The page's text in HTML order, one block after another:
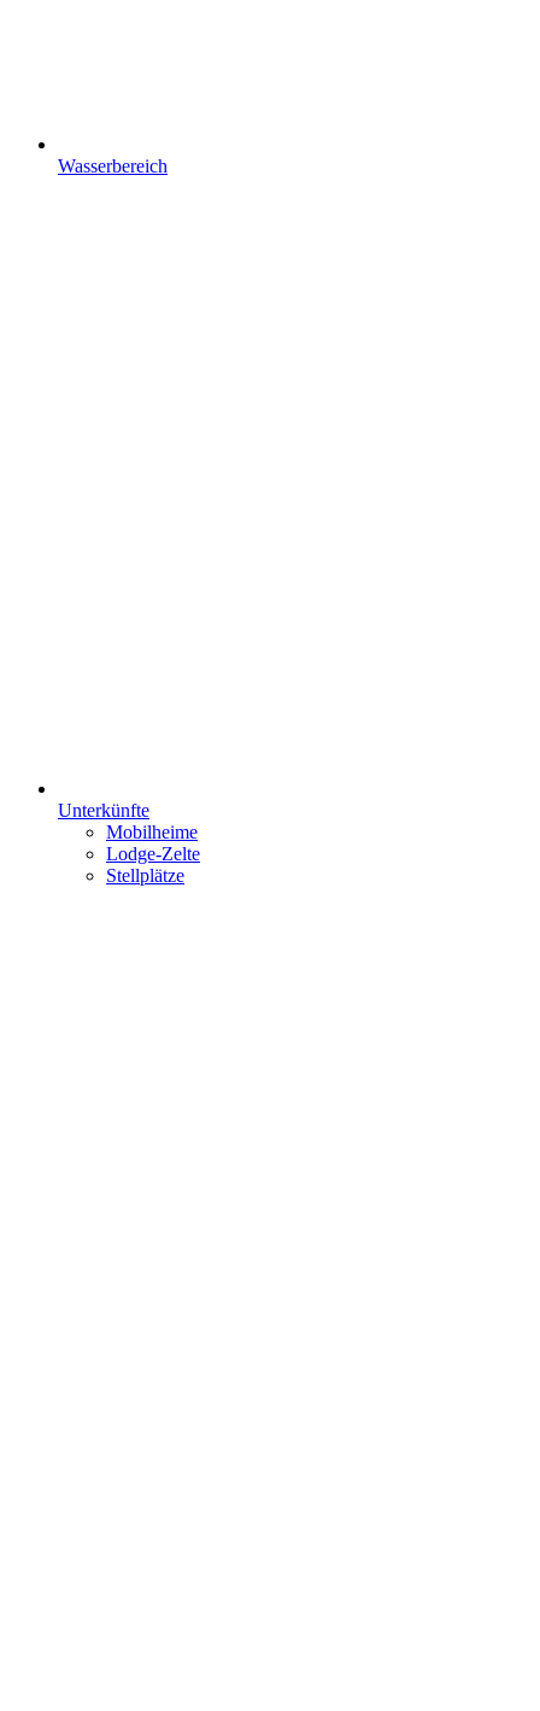
Wasserbereich
Unterkünfte
Mobilheime
Lodge-Zelte
Stellplätze